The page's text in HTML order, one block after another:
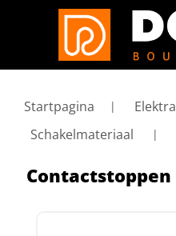
Startpagina
Elektra
Schakelmateriaal
Contactstoppen